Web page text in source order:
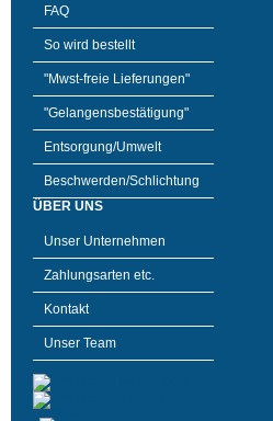
FAQ
So wird bestellt
"Mwst-freie Lieferungen"
"Gelangensbestätigung"
Entsorgung/Umwelt
Beschwerden/Schlichtung
ÜBER UNS
Unser Unternehmen
Zahlungsarten etc.
Kontakt
Unser Team